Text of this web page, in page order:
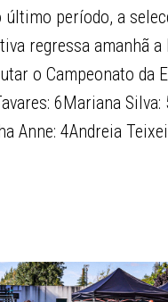
período, a
regressa amanhã
o Campeonato da
6Mariana
Anne: 4Andreia